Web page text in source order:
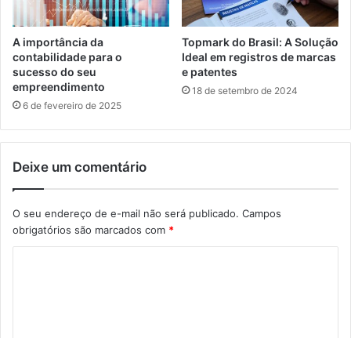
A importância da
contabilidade para o
sucesso do seu
empreendimento
6 de fevereiro de 2025
Topmark do Brasil: A Solução
Ideal em registros de marcas
e patentes
18 de setembro de 2024
Deixe um comentário
O seu endereço de e-mail não será publicado. Campos
obrigatórios são marcados com *